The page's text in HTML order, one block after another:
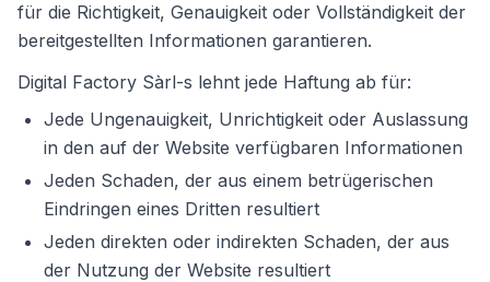
für die Richtigkeit, Genauigkeit oder Vollständigkeit der
bereitgestellten Informationen garantieren.
Digital Factory Sàrl-s lehnt jede Haftung ab für:
Jede Ungenauigkeit, Unrichtigkeit oder Auslassung
in den auf der Website verfügbaren Informationen
Jeden Schaden, der aus einem betrügerischen
Eindringen eines Dritten resultiert
Jeden direkten oder indirekten Schaden, der aus
der Nutzung der Website resultiert